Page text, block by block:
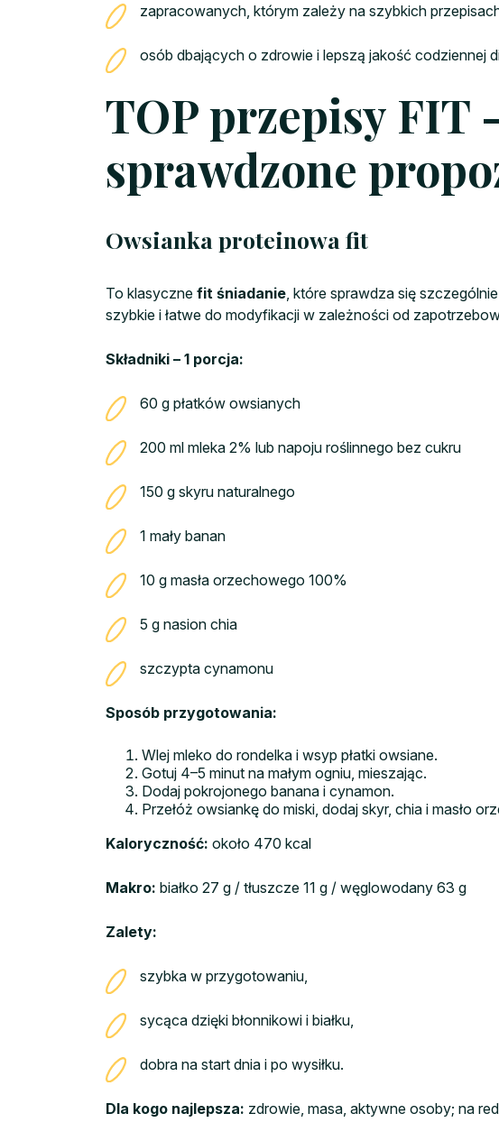
zapracowanych, którym zależy na szybkich
osób dbających o zdrowie i lepszą jakość codziennej
TOP przepisy FIT
sprawdzone
Owsianka proteinowa fit
To klasyczne fit śniadanie , które sprawdza się
szybkie i łatwe do modyfikacji w zależności od
Składniki – 1 porcja:
60 g płatków owsianych
200 ml mleka 2% lub napoju roślinnego bez cukru
150 g skyru naturalnego
1 mały banan
10 g masła orzechowego 100%
5 g nasion chia
szczypta cynamonu
Sposób przygotowania:
Wlej mleko do rondelka i wsyp płatki owsiane.
Gotuj 4–5 minut na małym ogniu, mieszając.
Dodaj pokrojonego banana i cynamon.
Przełóż owsiankę do miski, dodaj skyr, chia i masło
Kaloryczność: około 470 kcal
Makro: białko 27 g / tłuszcze 11 g / węglowodany 63 g
Zalety:
szybka w przygotowaniu,
sycąca dzięki błonnikowi i białku,
dobra na start dnia i po wysiłku.
Dla kogo najlepsza: zdrowie, masa, aktywne osoby; na